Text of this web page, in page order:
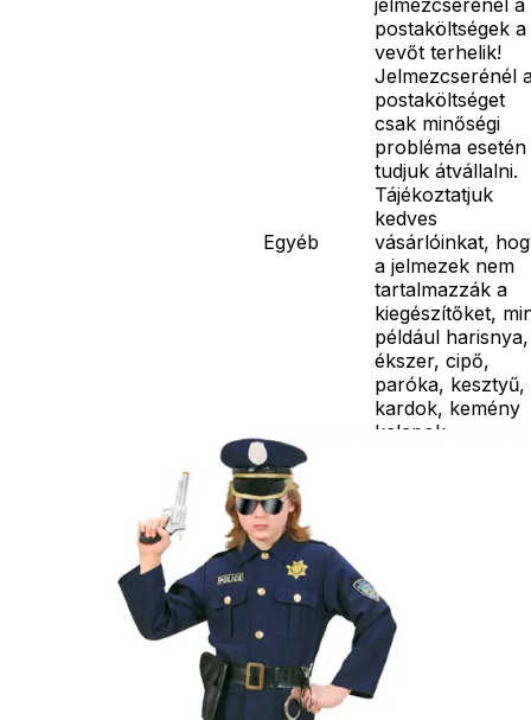
Egyéb
postaköltségek a
vevőt terhelik!
Jelmezcserénél
postaköltséget
csak minőségi
probléma esetén
tudjuk átvállalni.
Tájékoztatjuk
kedves
vásárlóinkat,
a jelmezek nem
tartalmazzák a
kiegészítőket,
például harisnya,
ékszer, cipő,
paróka, kesztyű,
kardok, kemény
kalapok,
képen több
termék szerepel,
az ár minden
esetben egy
termékre